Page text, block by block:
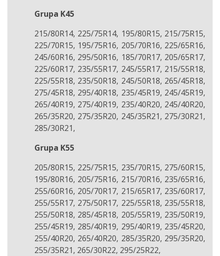
Grupa K45
215/80R14, 225/75R14, 195/80R15, 215/75R15,
225/70R15, 195/75R16, 205/70R16, 225/65R16,
245/60R16, 295/50R16, 185/70R17, 205/65R17,
225/60R17, 235/55R17, 245/55R17, 215/55R18,
225/55R18, 235/50R18, 245/50R18, 265/45R18,
275/45R18, 295/40R18, 235/45R19, 245/45R19,
265/40R19, 275/40R19, 235/40R20, 245/40R20,
265/35R20, 275/35R20, 245/35R21, 275/30R21,
285/30R21,
Grupa K55
205/80R15, 225/75R15, 235/70R15, 275/60R15,
195/80R16, 205/75R16, 215/70R16, 235/65R16,
255/60R16, 205/70R17, 215/65R17, 235/60R17,
255/55R17, 275/50R17, 225/55R18, 235/55R18,
255/50R18, 285/45R18, 205/55R19, 235/50R19,
255/45R19, 285/40R19, 295/40R19, 235/45R20,
255/40R20, 265/40R20, 285/35R20, 295/35R20,
255/35R21, 265/30R22, 295/25R22,